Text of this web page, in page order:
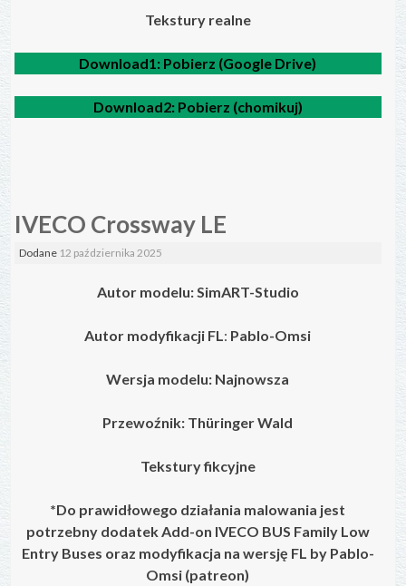
Tekstury realne
Download1: Pobierz (Google Drive)
Download2: Pobierz (chomikuj)
IVECO Crossway LE
Dodane 12 października 2025
Autor modelu: SimART-Studio
Autor modyfikacji FL: Pablo-Omsi
Wersja modelu: Najnowsza
Przewoźnik: Thüringer Wald
Tekstury fikcyjne
*Do prawidłowego działania malowania jest
potrzebny dodatek Add-on IVECO BUS Family Low
Entry Buses oraz modyfikacja na wersję FL by Pablo-
Omsi (patreon)